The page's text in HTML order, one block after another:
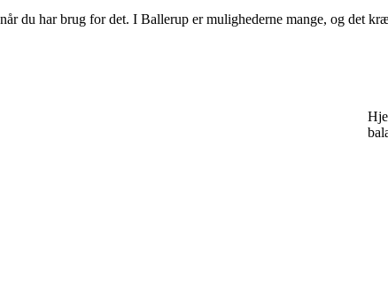
du har brug for det. I Ballerup er mulighederne mange, og det